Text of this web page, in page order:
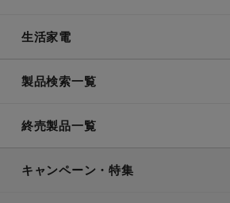
生活家電
製品検索一覧
終売製品一覧
キャンペーン・特集